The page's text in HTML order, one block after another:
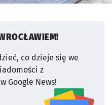
co dzieje się we
z
Google News!